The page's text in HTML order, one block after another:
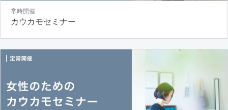
常時開催
カウカモセミナー